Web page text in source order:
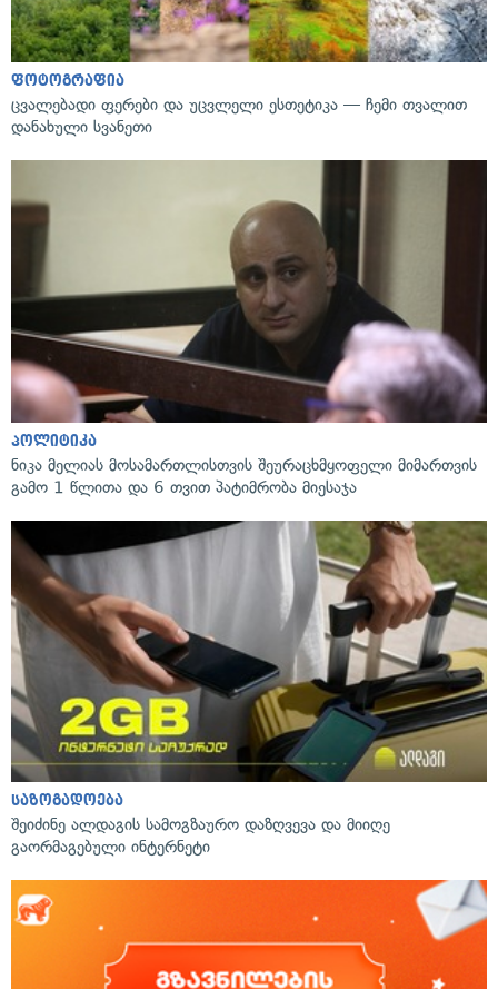
ფოტოგრაფია
ცვალებადი ფერები და უცვლელი ესთეტიკა — ჩემი თვალით
დანახული სვანეთი
პოლიტიკა
ნიკა მელიას მოსამართლისთვის შეურაცხმყოფელი მიმართვის
გამო 1 წლითა და 6 თვით პატიმრობა მიესაჯა
საზოგადოება
შეიძინე ალდაგის სამოგზაურო დაზღვევა და მიიღე
გაორმაგებული ინტერნეტი